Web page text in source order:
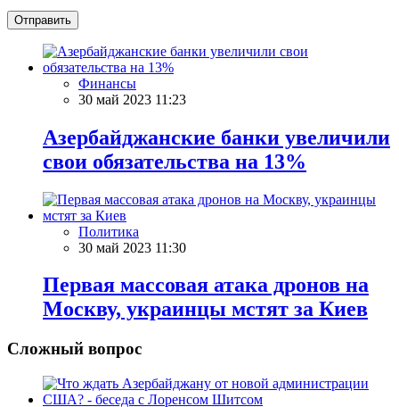
Отправить
Финансы
30 май 2023 11:23
Азербайджанские банки увеличили
свои обязательства на 13%
Политика
30 май 2023 11:30
Первая массовая атака дронов на
Москву, украинцы мстят за Киев
Сложный вопрос